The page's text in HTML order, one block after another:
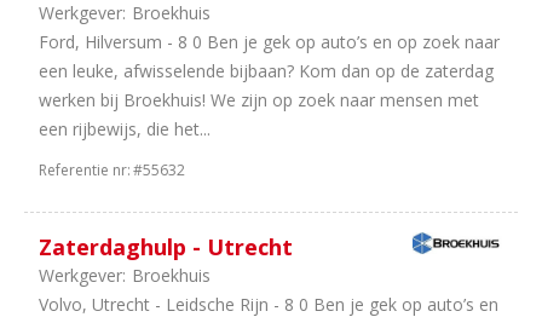
Werkgever: Broekhuis
Ford, Hilversum - 8 0 Ben je gek op auto’s en op zoek naar
een leuke, afwisselende bijbaan? Kom dan op de zaterdag
werken bij Broekhuis! We zijn op zoek naar mensen met
een rijbewijs, die het...
Referentie nr:#55632
Zaterdaghulp - Utrecht
Werkgever: Broekhuis
Volvo, Utrecht - Leidsche Rijn - 8 0 Ben je gek op auto’s en